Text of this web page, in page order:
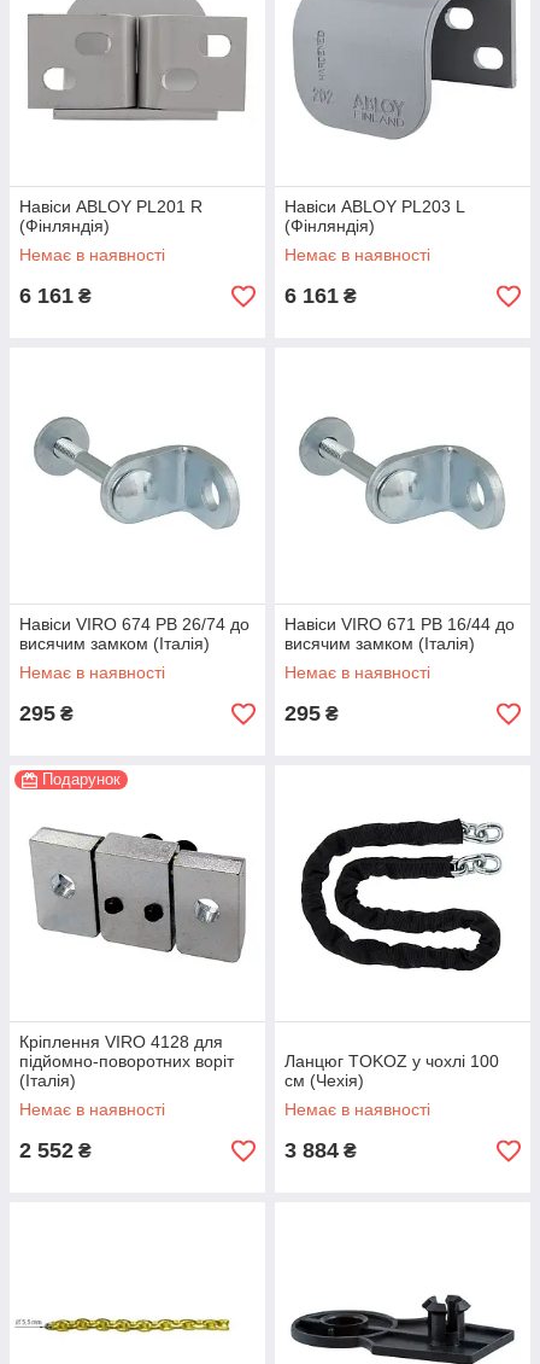
Навіси ABLOY PL201 R
(Фінляндія)
Немає в наявності
6 161 ₴
Навіси ABLOY PL203 L
(Фінляндія)
Немає в наявності
6 161 ₴
Навіси VIRO 674 PB 26/74 до
висячим замком (Італія)
Немає в наявності
295 ₴
Навіси VIRO 671 PB 16/44 до
висячим замком (Італія)
Немає в наявності
295 ₴
Подарунок
Кріплення VIRO 4128 для
підйомно-поворотних воріт
(Італія)
Немає в наявності
2 552 ₴
Ланцюг TOKOZ у чохлі 100
см (Чехія)
Немає в наявності
3 884 ₴